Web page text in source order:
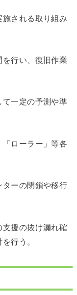
される取り組み
行い、復旧作業
て一定の予測や準
ローラー」等各
ターの閉鎖や移行
援の抜け漏れ確
行う。